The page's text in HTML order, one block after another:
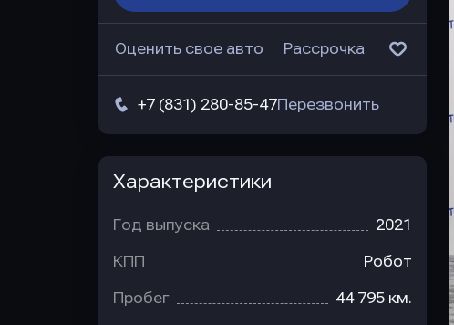
Оценить свое авто Рассрочка
+7 (831) 280-85-47Перезвонить
Характеристики
Год выпуска 2021
КПП Робот
Пробег 44 795 км.